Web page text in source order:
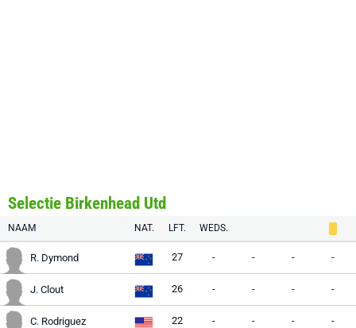
Selectie Birkenhead Utd
NAAM NAT. LFT. WEDS.
R. Dymond 27 - - - -
J. Clout 26 - - - -
C. Rodriguez 22 - - - -